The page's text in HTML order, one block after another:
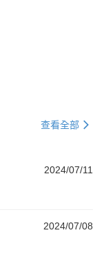
查看全部
2024/07/11
2024/07/08